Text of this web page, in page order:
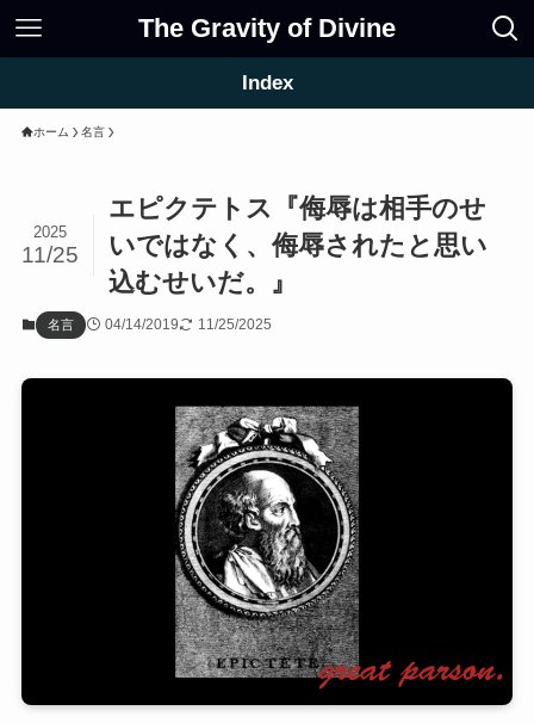
The Gravity of Divine
Index
ホーム 名言
エピクテトス『侮辱は相手のせ
いではなく、侮辱されたと思い
込むせいだ。』
2025
11/25
名言 04/14/2019 11/25/2025